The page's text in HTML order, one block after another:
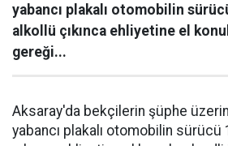
yabancı plakalı otomobilin
alkollü çıkınca ehliyetine el
gereği...
Aksaray'da bekçilerin şüphe
yabancı plakalı otomobilin